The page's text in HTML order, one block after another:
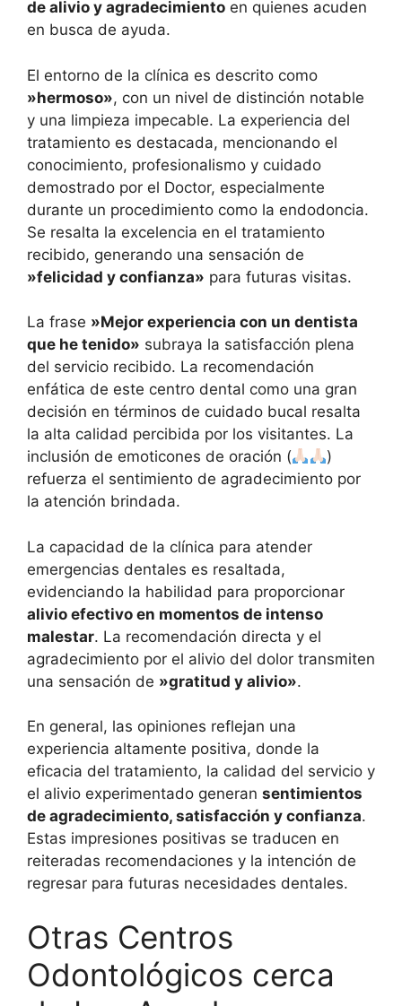
de alivio y agradecimiento en quienes acuden
en busca de ayuda.
El entorno de la clínica es descrito como
»hermoso», con un nivel de distinción notable
y una limpieza impecable. La experiencia del
tratamiento es destacada, mencionando el
conocimiento, profesionalismo y cuidado
demostrado por el Doctor, especialmente
durante un procedimiento como la endodoncia.
Se resalta la excelencia en el tratamiento
recibido, generando una sensación de
»felicidad y confianza» para futuras visitas.
La frase »Mejor experiencia con un dentista
que he tenido» subraya la satisfacción plena
del servicio recibido. La recomendación
enfática de este centro dental como una gran
decisión en términos de cuidado bucal resalta
la alta calidad percibida por los visitantes. La
inclusión de emoticones de oración (
)
refuerza el sentimiento de agradecimiento por
la atención brindada.
La capacidad de la clínica para atender
emergencias dentales es resaltada,
evidenciando la habilidad para proporcionar
alivio efectivo en momentos de intenso
malestar. La recomendación directa y el
agradecimiento por el alivio del dolor transmiten
una sensación de »gratitud y alivio».
En general, las opiniones reflejan una
experiencia altamente positiva, donde la
eficacia del tratamiento, la calidad del servicio y
el alivio experimentado generan sentimientos
de agradecimiento, satisfacción y confianza.
Estas impresiones positivas se traducen en
reiteradas recomendaciones y la intención de
regresar para futuras necesidades dentales.
Otras Centros
Odontológicos cerca